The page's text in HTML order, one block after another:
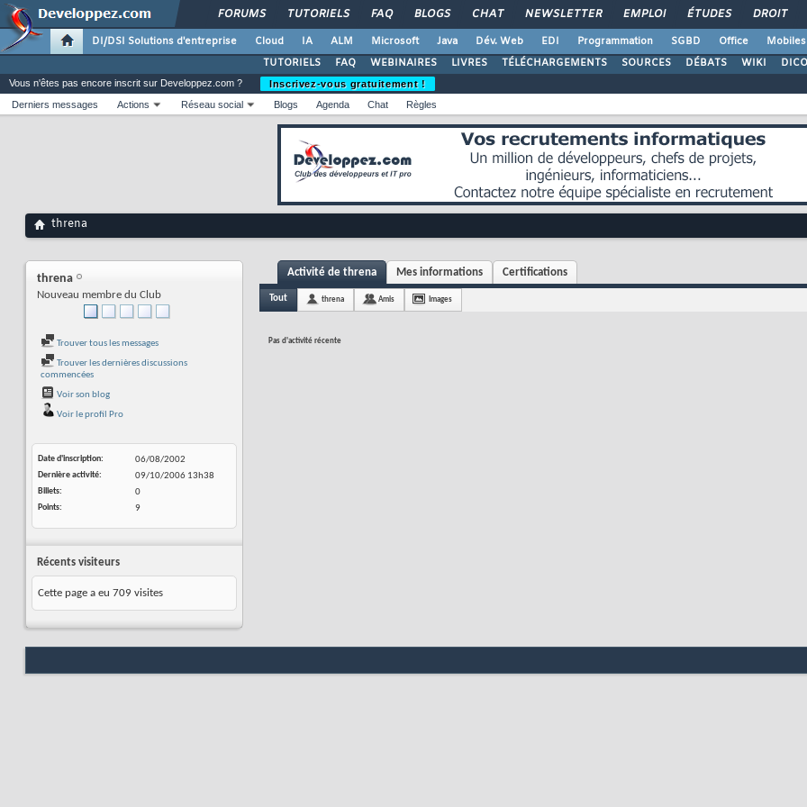
FORUMS TUTORIELS FAQ BLOGS CHAT NEWSLETTER EMPLOI ÉTUDES DROIT
DI/DSI Solutions d'entreprise Cloud IA ALM Microsoft Java Dév. Web EDI Programmation SGBD Office Mobiles
TUTORIELS
FAQ WEBINAIRES LIVRES TÉLÉCHARGEMENTS SOURCES DÉBATS WIKI DICO
Vous n'êtes pas encore inscrit sur Developpez.com ?
Inscrivez-vous gratuitement !
Derniers messages
Actions Réseau social Blogs Agenda Chat Règles
threna
threna
Nouveau membre du Club
Trouver tous les messages
Trouver les dernières discussions
commencées
Voir son blog
Voir le profil Pro
Date d'inscription
06/08/2002
Dernière activité
09/10/2006 13h38
Billets
0
Points
9
Récents visiteurs
Cette page a eu 709 visites
Activité de threna Mes informations Certifications
Tout threna Amis Images
Pas d'activité récente